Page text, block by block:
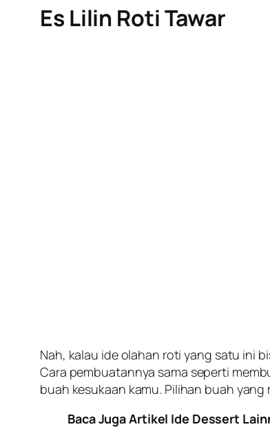
Es Lilin Roti Tawar
Nah, kalau ide olahan roti yang satu ini
Cara pembuatannya sama seperti
buah kesukaan kamu. Pilihan buah
Baca Juga Artikel Ide Dessert